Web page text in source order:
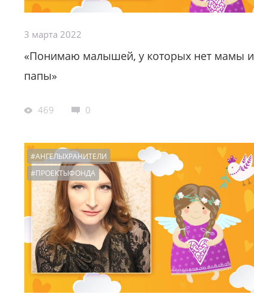
3 марта 2022
«Понимаю малышей, у которых нет мамы и
папы»
469 0
#АНГЕЛЫХРАНИТЕЛИ
#ПРОЕКТЫФОНДА